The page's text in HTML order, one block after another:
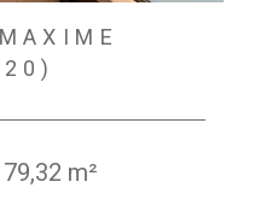
m²